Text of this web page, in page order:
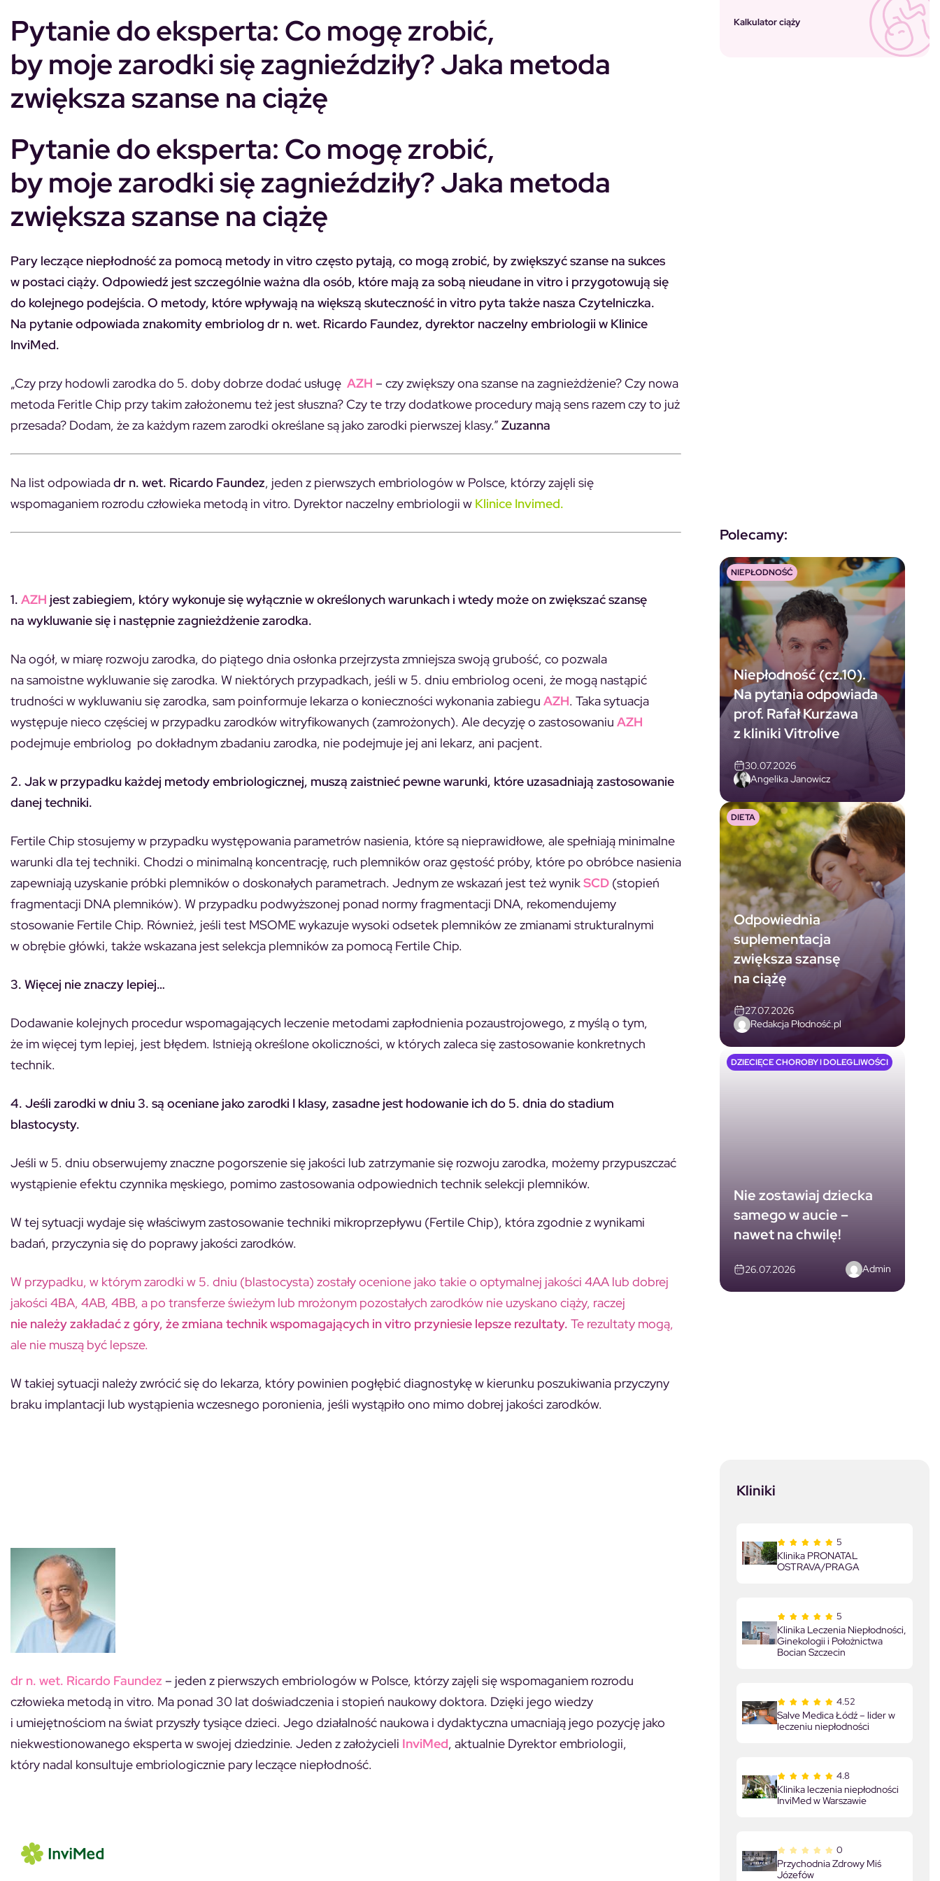
Pytanie do eksperta: Co mogę zrobić,
by moje zarodki się zagnieździły? Jaka metoda
zwiększa szanse na ciążę
Pytanie do eksperta: Co mogę zrobić,
by moje zarodki się zagnieździły? Jaka metoda
zwiększa szanse na ciążę
Pary leczące niepłodność za pomocą metody in vitro często pytają, co mogą zrobić, by zwiększyć szanse na sukces
w postaci ciąży. Odpowiedź jest szczególnie ważna dla osób, które mają za sobą nieudane in vitro i przygotowują się
do kolejnego podejścia. O metody, które wpływają na większą skuteczność in vitro pyta także nasza Czytelniczka.
Na pytanie odpowiada znakomity embriolog dr n. wet. Ricardo Faundez, dyrektor naczelny embriologii w Klinice
InviMed.
„Czy przy hodowli zarodka do 5. doby dobrze dodać usługę AZH – czy zwiększy ona szanse na zagnieżdżenie? Czy nowa
metoda Feritle Chip przy takim założonemu też jest słuszna? Czy te trzy dodatkowe procedury mają sens razem czy to już
przesada? Dodam, że za każdym razem zarodki określane są jako zarodki pierwszej klasy.” Zuzanna
Na list odpowiadadr n. wet. Ricardo Faundez, jeden z pierwszych embriologów w Polsce, którzy zajęli się
wspomaganiem rozrodu człowieka metodą in vitro. Dyrektor naczelny embriologii w Klinice Invimed.
1. AZH jest zabiegiem, który wykonuje się wyłącznie w określonych warunkach i wtedy może on zwiększać szansę
na wykluwanie się i następnie zagnieżdżenie zarodka.
Na ogół, w miarę rozwoju zarodka, do piątego dnia osłonka przejrzysta zmniejsza swoją grubość, co pozwala
na samoistne wykluwanie się zarodka. W niektórych przypadkach, jeśli w 5. dniu embriolog oceni, że mogą nastąpić
trudności w wykluwaniu się zarodka, sam poinformuje lekarza o konieczności wykonania zabiegu AZH. Taka sytuacja
występuje nieco częściej w przypadku zarodków witryfikowanych (zamrożonych). Ale decyzję o zastosowaniu AZH
podejmuje embriolog po dokładnym zbadaniu zarodka, nie podejmuje jej ani lekarz, ani pacjent.
2. Jak w przypadku każdej metody embriologicznej, muszą zaistnieć pewne warunki, które uzasadniają zastosowanie
danej techniki.
Fertile Chip stosujemy w przypadku występowania parametrów nasienia, które są nieprawidłowe, ale spełniają minimalne
warunki dla tej techniki. Chodzi o minimalną koncentrację, ruch plemników oraz gęstość próby, które po obróbce nasienia
zapewniają uzyskanie próbki plemników o doskonałych parametrach. Jednym ze wskazań jest też wynikSCD (stopień
fragmentacji DNA plemników). W przypadku podwyższonej ponad normy fragmentacji DNA, rekomendujemy
stosowanie Fertile Chip. Również, jeśli test MSOME wykazuje wysoki odsetek plemników ze zmianami strukturalnymi
w obrębie główki, także wskazana jest selekcja plemników za pomocą Fertile Chip.
3. Więcej nie znaczy lepiej…
Dodawanie kolejnych procedur wspomagających leczenie metodami zapłodnienia pozaustrojowego, z myślą o tym,
że im więcej tym lepiej, jest błędem. Istnieją określone okoliczności, w których zaleca się zastosowanie konkretnych
technik.
4. Jeśli zarodki w dniu 3. są oceniane jako zarodki I klasy, zasadne jest hodowanie ich do 5. dnia do stadium
blastocysty.
Jeśli w 5. dniu obserwujemy znaczne pogorszenie się jakości lub zatrzymanie się rozwoju zarodka, możemy przypuszczać
wystąpienie efektu czynnika męskiego, pomimo zastosowania odpowiednich technik selekcji plemników.
W tej sytuacji wydaje się właściwym zastosowanie techniki mikroprzepływu (Fertile Chip), która zgodnie z wynikami
badań, przyczynia się do poprawy jakości zarodków.
W przypadku, w którym zarodki w 5. dniu (blastocysta) zostały ocenione jako takie o optymalnej jakości 4AA lub dobrej
jakości 4BA, 4AB, 4BB, a po transferze świeżym lub mrożonym pozostałych zarodków nie uzyskano ciąży, raczej
nie należy zakładać z góry, że zmiana technik wspomagających in vitro przyniesie lepsze rezultaty. Te rezultaty mogą,
ale nie muszą być lepsze.
W takiej sytuacji należy zwrócić się do lekarza, który powinien pogłębić diagnostykę w kierunku poszukiwania przyczyny
braku implantacji lub wystąpienia wczesnego poronienia, jeśli wystąpiło ono mimo dobrej jakości zarodków.
dr n. wet. Ricardo Faundez – jeden z pierwszych embriologów w Polsce, którzy zajęli się wspomaganiem rozrodu
człowieka metodą in vitro. Ma ponad 30 lat doświadczenia i stopień naukowy doktora. Dzięki jego wiedzy
i umiejętnościom na świat przyszły tysiące dzieci. Jego działalność naukowa i dydaktyczna umacniają jego pozycję jako
niekwestionowanego eksperta w swojej dziedzinie. Jeden z założycieli InviMed, aktualnie Dyrektor embriologii,
który nadal konsultuje embriologicznie pary leczące niepłodność.
Kalkulator ciąży
Polecamy:
Niepłodność (cz.10).
Na pytania odpowiada
prof. Rafał Kurzawa
z kliniki Vitrolive
30.07.2026
Angelika Janowicz
NIEPŁODNOŚĆ
Odpowiednia
suplementacja
zwiększa szansę
na ciążę
27.07.2026
Redakcja Płodność.pl
DIETA
Nie zostawiaj dziecka
samego w aucie –
nawet na chwilę!
26.07.2026 Admin
DZIECIĘCE CHOROBY I DOLEGLIWOŚCI
Kliniki
5
Klinika PRONATAL
OSTRAVA/PRAGA
5
Klinika Leczenia Niepłodności,
Ginekologii i Położnictwa
Bocian Szczecin
4.52
Salve Medica Łódź – lider w
leczeniu niepłodności
4.8
Klinika leczenia niepłodności
InviMed w Warszawie
0
Przychodnia Zdrowy Miś
Józefów